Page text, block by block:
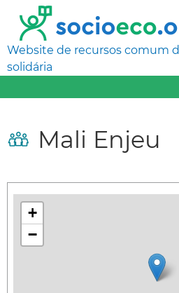
Website de recursos comum
solidária
Mali Enjeu
+
−